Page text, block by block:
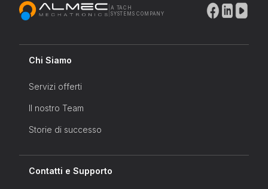
A TACH
SYSTEMS COMPANY
Chi Siamo
Servizi offerti
Il nostro Team
Storie di successo
Contatti e Supporto